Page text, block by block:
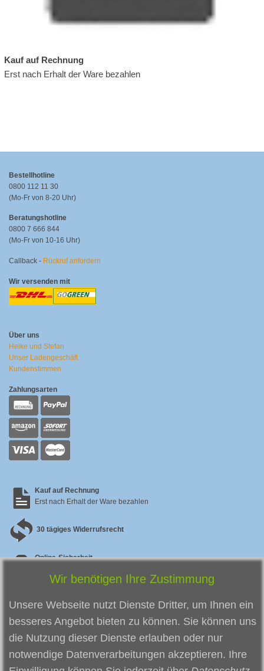
Kauf auf Rechnung
Erst nach Erhalt der Ware bezahlen
Bestellhotline
0800 112 11 30
(Mo-Fr von 8-20 Uhr)
Beratungshotline
0800 7 666 844
(Mo-Fr von 10-16 Uhr)
Callback - Rückruf anfordern
Wir versenden mit
Über uns
Heike und Stefan
Unser Ladengeschäft
Kundenstimmen
Zahlungsarten
Kauf auf Rechnung
Erst nach Erhalt der Ware bezahlen
30 tägiges Widerrufsrecht
Online-Sicherheit
So zufrieden
sind unsere bisherigen Kunden
Wir benötigen Ihre Zustimmung
Unsere Webseite nutzt Dienste Dritter, um Ihnen ein
besseres Angebot bieten zu können. Sie können uns
die Nutzung dieser Dienste erlauben oder nur
notwendige Datenverarbeitungen akzeptieren. Ihre